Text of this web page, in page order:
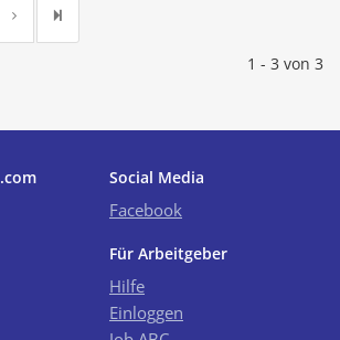
1 - 3 von 3
Social Media
Facebook
Für Arbeitgeber
Hilfe
Einloggen